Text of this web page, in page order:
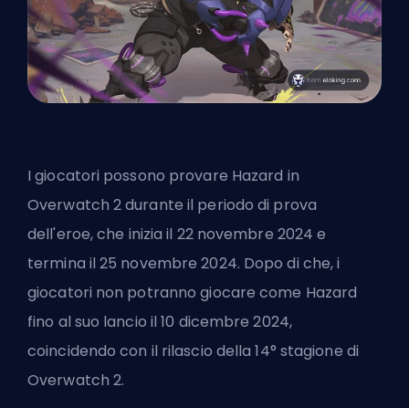
I giocatori possono provare Hazard in
Overwatch 2 durante il periodo di prova
dell'eroe, che inizia il 22 novembre 2024 e
termina il 25 novembre 2024. Dopo di che, i
giocatori non potranno giocare come Hazard
fino al suo lancio il 10 dicembre 2024,
coincidendo con il rilascio della 14° stagione di
Overwatch 2.